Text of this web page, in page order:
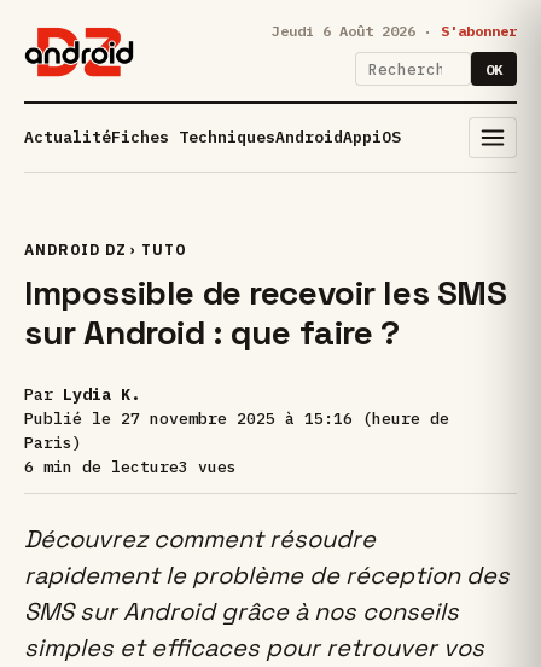
Jeudi 6 Août 2026 · S'abonner
OK
ActualitéFiches TechniquesAndroidAppiOS
ANDROID DZ › TUTO
Impossible de recevoir les SMS
sur Android : que faire ?
Par Lydia K.
Publié le 27 novembre 2025 à 15:16 (heure de
Paris)
6 min de lecture3 vues
Découvrez comment résoudre
rapidement le problème de réception des
SMS sur Android grâce à nos conseils
simples et efficaces pour retrouver vos